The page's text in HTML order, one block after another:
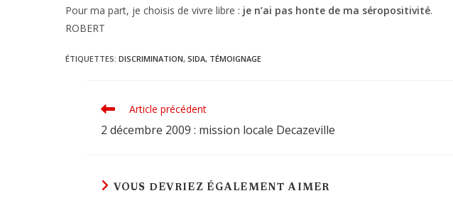
Pour ma part, je choisis de vivre libre : je n’ai pas honte de ma séropositivité.
ROBERT
ÉTIQUETTES: DISCRIMINATION, SIDA, TÉMOIGNAGE
Read
articles
Article précédent
2 décembre 2009 : mission locale Decazeville
VOUS DEVRIEZ ÉGALEMENT AIMER